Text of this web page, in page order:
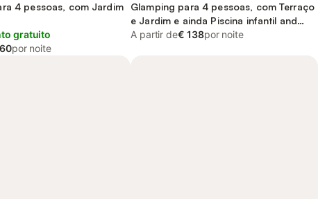
4 pessoas, com Jardim
gratuito
por noite
Glamping para 4 pessoas, com Terraço
e Jardim e ainda Piscina infantil and
Piscina
A partir de€ 138por noite